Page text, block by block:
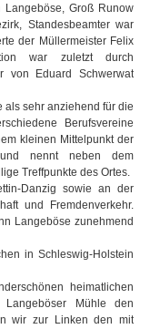
Langeböse, Groß Runow
Standesbeamter war
der Müllermeister Felix
war zuletzt durch
von Eduard Schwerwat
als sehr anziehend für die
Berufsvereine
kleinen Mittelpunkt der
nennt neben dem
Treffpunkte des Ortes.
Danzig sowie an der
und Fremdenverkehr.
Langeböse zunehmend
in Schleswig-Holstein
heimatlichen
Mühle den
wir zur Linken den mit